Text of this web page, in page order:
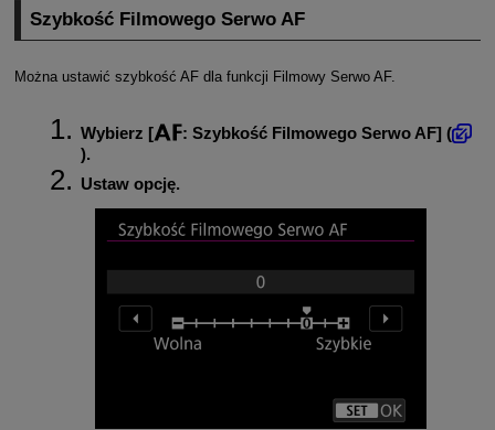
Szybkość Filmowego Serwo AF
Można ustawić szybkość AF dla funkcji Filmowy Serwo AF.
Wybierz [ : Szybkość Filmowego Serwo AF] (
).
Ustaw opcję.